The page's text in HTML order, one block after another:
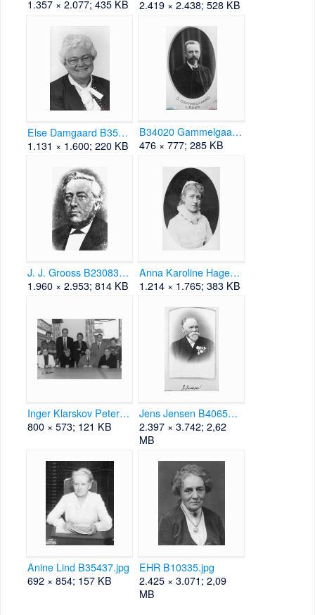
1.357 × 2.077; 435 KB
2.419 × 2.438; 528 KB
Else Damgaard B35371.jpg
1.131 × 1.600; 220 KB
B34020 Gammelgaard.png
476 × 777; 285 KB
J. J. Grooss B23083.jpg
1.960 × 2.953; 814 KB
Anna Karoline Hagerup B17034.jpg
1.214 × 1.765; 383 KB
Inger Klarskov Petersen B30340.jpg
800 × 573; 121 KB
Jens Jensen B40659.jpg
2.397 × 3.742; 2,62
MB
Anine Lind B35437.jpg
692 × 854; 157 KB
EHR B10335.jpg
2.425 × 3.071; 2,09
MB